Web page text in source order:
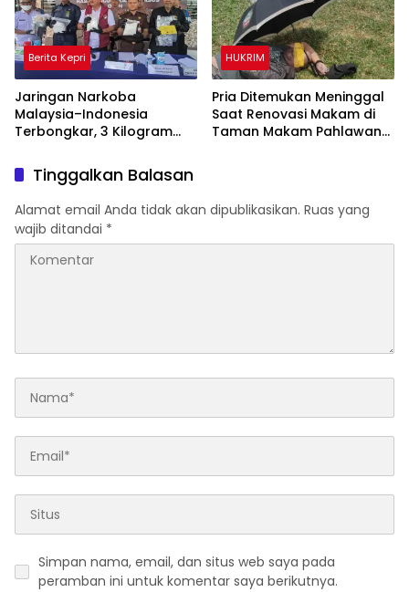
Berita Kepri
Jaringan Narkoba
Malaysia–Indonesia
Terbongkar, 3 Kilogram
Lewat Tanjungpinang
HUKRIM
Pria Ditemukan Meninggal
Saat Renovasi Makam di
Taman Makam Pahlawan
Tinggalkan Balasan
Alamat email Anda tidak akan dipublikasikan. Ruas yang
wajib ditandai *
Simpan nama, email, dan situs web saya pada
peramban ini untuk komentar saya berikutnya.